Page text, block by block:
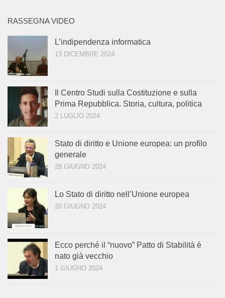
RASSEGNA VIDEO
L’indipendenza informatica
13 DICEMBRE 2024
Il Centro Studi sulla Costituzione e sulla
Prima Repubblica. Storia, cultura, politica
2 LUGLIO 2024
Stato di diritto e Unione europea: un profilo
generale
28 GIUGNO 2024
Lo Stato di diritto nell’Unione europea
20 GIUGNO 2024
Ecco perché il “nuovo” Patto di Stabilità è
nato già vecchio
1 GIUGNO 2024